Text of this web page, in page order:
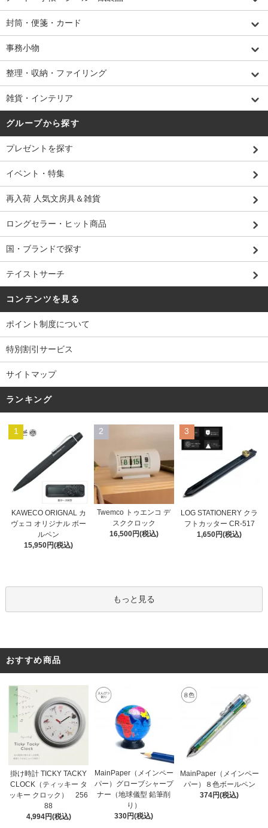
封筒・便箋・カード
事務小物
整理・収納・ファイリング
雑貨・インテリア
グループから探す
プレゼントを探す
イベント・特集
再入荷 人気文房具＆雑貨
ロングセラー・ヒット商品
国・ブランドで探す
テイストサーチ
コンテンツを見る
ポイント制度について
特別割引サービス
サイトマップ
ランキング
1
KAWECO ORIGNAL カ
ヴェコ オリジナル ボー
ルペン
15,950円(税込)
2
Twemco トゥエンコ デ
スククロック
16,500円(税込)
3
LOG STATIONERY クラ
フトカッター CR-517
1,650円(税込)
もっと見る
おすすめ商品
掛け時計 TICKY TACKY
CLOCK（ティッキー タ
ッキー クロック） 256
88
4,994円(税込)
MainPaper（メインペー
パー）グローブシャープ
ナー（地球儀型 鉛筆削
り）
330円(税込)
MainPaper（メインペー
パー）８色ボールペン
374円(税込)